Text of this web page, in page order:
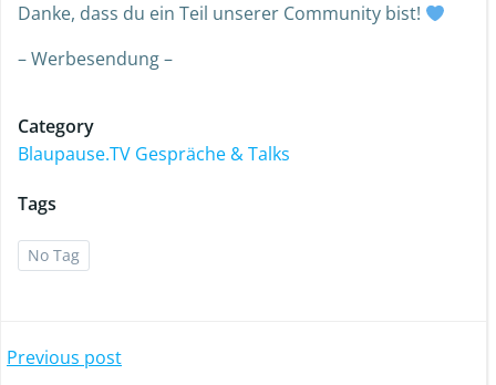
Danke, dass du ein Teil unserer Community bist!
– Werbesendung –
Category
Blaupause.TV Gespräche & Talks
Tags
No Tag
Previous post